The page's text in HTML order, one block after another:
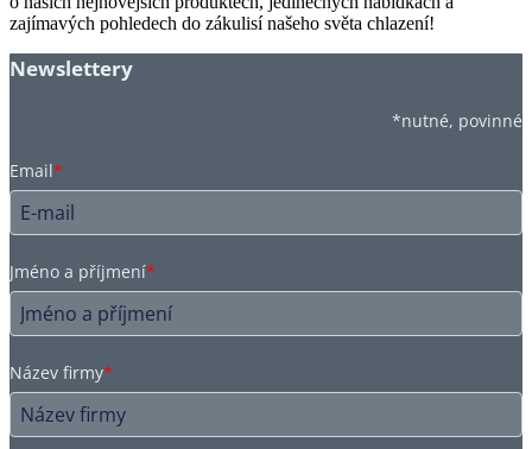
zajímavých pohledech do zákulisí našeho světa chlazení!
Newslettery
*nutné, povinné
Email*
Jméno a příjmení*
Název firmy*